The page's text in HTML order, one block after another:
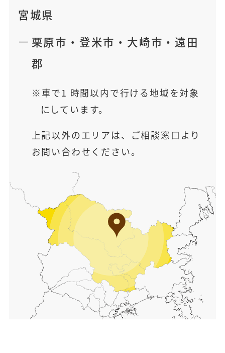
宮城県
栗原市 ・ 登米市 ・ 大崎市 ・ 遠田
郡
車で1 時間以内で行ける地域を対象
にしています。
上記以外のエリアは、ご相談窓口より
お問い合わせください。